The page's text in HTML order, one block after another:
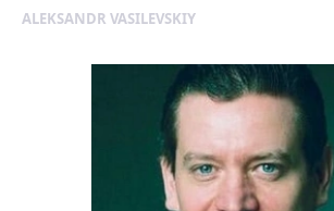
ALEKSANDR VASILEVSKIY